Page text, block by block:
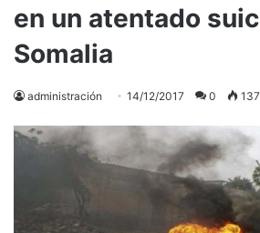
en un atentado
Somalia
administración 14/12/2017 0 137